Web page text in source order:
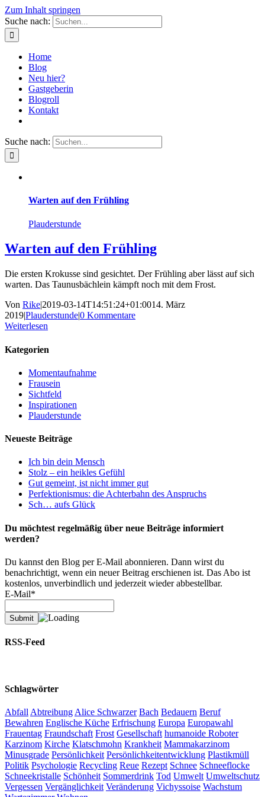
Zum Inhalt springen
Suche nach:
Home
Blog
Neu hier?
Gastgeberin
Blogroll
Kontakt
Suche nach:
Warten auf den Frühling
Plauderstunde
Warten auf den Frühling
Die ersten Krokusse sind gesichtet. Der Frühling aber lässt auf sich
warten. Das Taunusbächlein kämpft noch mit dem Frost.
Von Rike|2019-03-14T14:51:24+01:0014. März
2019|Plauderstunde|0 Kommentare
Weiterlesen
Kategorien
Momentaufnahme
Frausein
Sichtfeld
Inspirationen
Plauderstunde
Neueste Beiträge
Ich bin dein Mensch
Stolz – ein heikles Gefühl
Gut gemeint, ist nicht immer gut
Perfektionismus: die Achterbahn des Anspruchs
Sch… aufs Glück
Du möchtest regelmäßig über neue Beiträge informiert
werden?
Du kannst den Blog per E-Mail abonnieren. Dann wirst du
benachrichtigt, wenn ein neuer Beitrag erschienen ist. Das Abo ist
kostenlos, unverbindlich und jederzeit wieder abbestellbar.
E-Mail*
RSS-Feed
Schlagwörter
Abfall Abtreibung Alice Schwarzer Bach Bedauern Beruf
Bewahren Englische Küche Erfrischung Europa Europawahl
Frauentag Fraundschaft Frost Gesellschaft humanoide Roboter
Karzinom Kirche Klatschmohn Krankheit Mammakarzinom
Minusgrade Persönlichkeit Persönlichkeitentwicklung Plastikmüll
Politik Psychologie Recycling Reue Rezept Schnee Schneeflocke
Schneekristalle Schönheit Sommerdrink Tod Umwelt Umweltschutz
Vergessen Vergänglichkeit Veränderung Vichyssoise Wachstum